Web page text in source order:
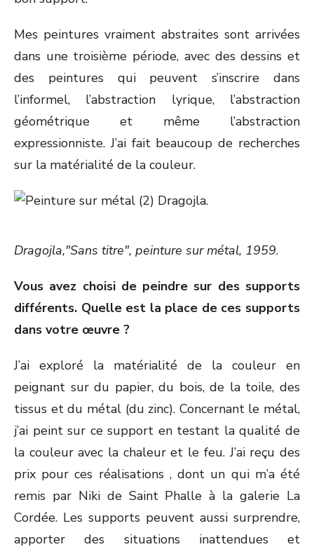
Mes peintures vraiment abstraites sont arrivées
dans une troisième période, avec des dessins et
des peintures qui peuvent s’inscrire dans
l’informel, l’abstraction lyrique, l’abstraction
géométrique et même l’abstraction
expressionniste. J’ai fait beaucoup de recherches
sur la matérialité de la couleur.
Dragojla,"Sans titre", peinture sur métal, 1959.
Vous avez choisi de peindre sur des supports
différents. Quelle est la place de ces supports
dans votre œuvre ?
J’ai exploré la matérialité de la couleur en
peignant sur du papier, du bois, de la toile, des
tissus et du métal (du zinc). Concernant le métal,
j’ai peint sur ce support en testant la qualité de
la couleur avec la chaleur et le feu. J’ai reçu des
prix pour ces réalisations , dont un qui m’a été
remis par Niki de Saint Phalle à la galerie La
Cordée. Les supports peuvent aussi surprendre,
apporter des situations inattendues et